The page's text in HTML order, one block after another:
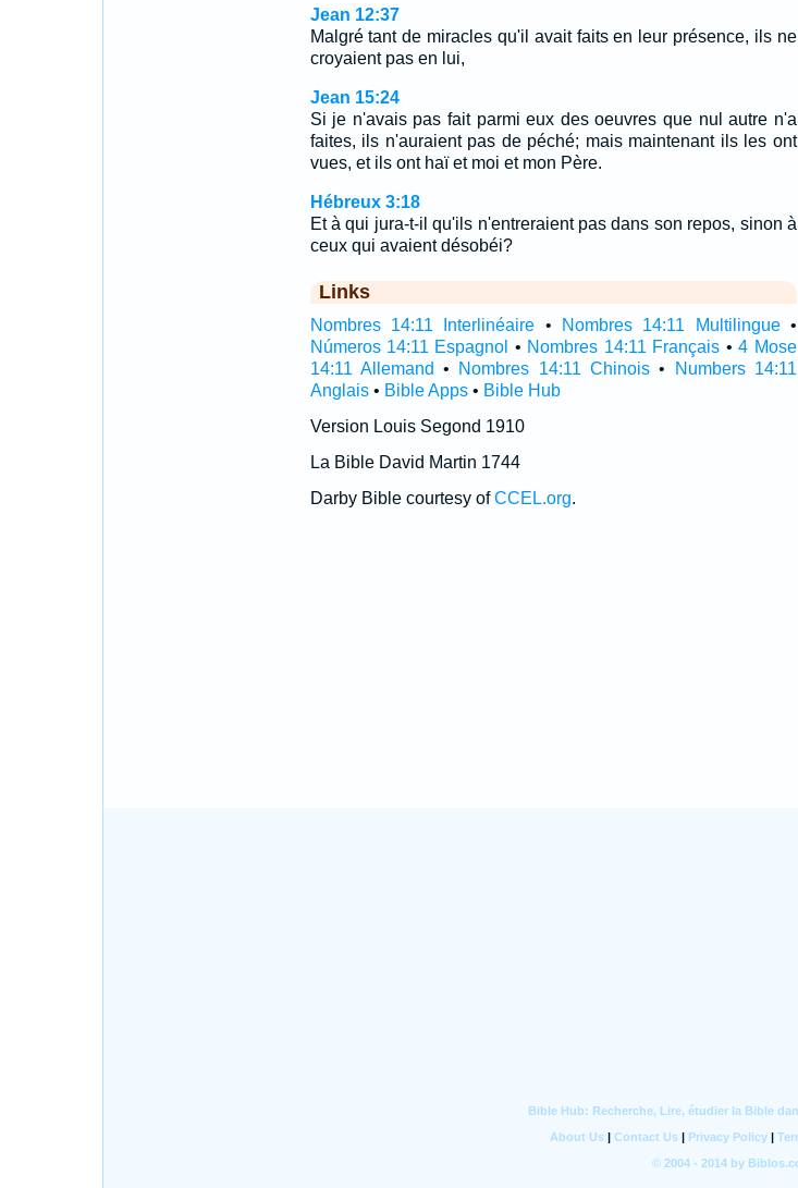
Jean 12:37
Malgré tant de miracles qu'il avait faits en leur présence, ils ne
croyaient pas en lui,
Jean 15:24
Si je n'avais pas fait parmi eux des oeuvres que nul autre n'a
faites, ils n'auraient pas de péché; mais maintenant ils les ont
vues, et ils ont haï et moi et mon Père.
Hébreux 3:18
Et à qui jura-t-il qu'ils n'entreraient pas dans son repos, sinon à
ceux qui avaient désobéi?
Links
Nombres 14:11 Interlinéaire • Nombres 14:11 Multilingue•
Números 14:11 Espagnol • Nombres 14:11 Français •4 Mose
14:11 Allemand • Nombres 14:11 Chinois •
Numbers 14:11
Anglais• Bible Apps• Bible Hub
Version Louis Segond 1910
La Bible David Martin 1744
Darby Bible courtesy ofCCEL.org.